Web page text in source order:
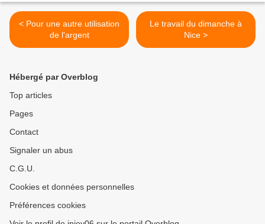
< Pour une autre utilisation
de l'argent
Le travail du dimanche à
Nice >
Hébergé par Overblog
Top articles
Pages
Contact
Signaler un abus
C.G.U.
Cookies et données personnelles
Préférences cookies